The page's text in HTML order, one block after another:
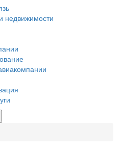
недвижимости